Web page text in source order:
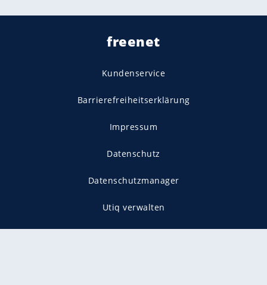
freenet
Kundenservice
Barrierefreiheitserklärung
Impressum
Datenschutz
Datenschutzmanager
Utiq verwalten